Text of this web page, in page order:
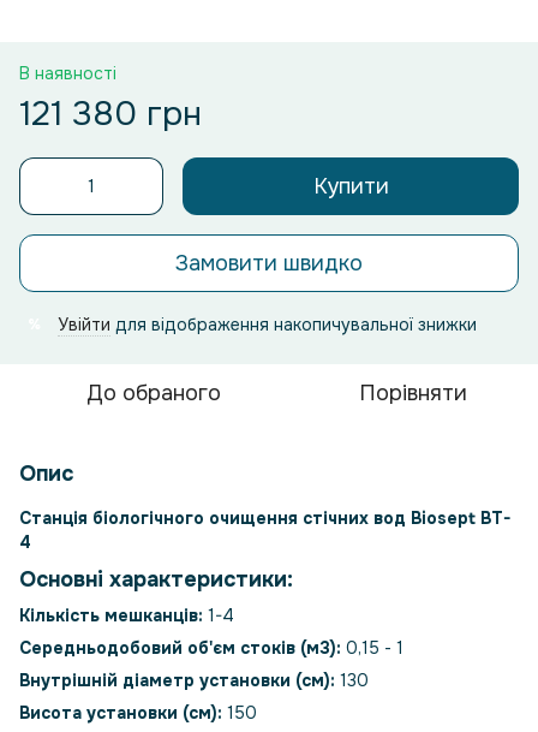
В наявності
121 380 грн
Купити
Замовити швидко
Увійти для відображення накопичувальної знижки
До обраного Порівняти
Опис
Станція біологічного очищення стічних вод Biosept BT-
4
Основні характеристики:
Кількість мешканців: 1-4
Середньодобовий об'єм стоків (м3): 0,15 - 1
Внутрішній діаметр установки (см): 130
Висота установки (см): 150